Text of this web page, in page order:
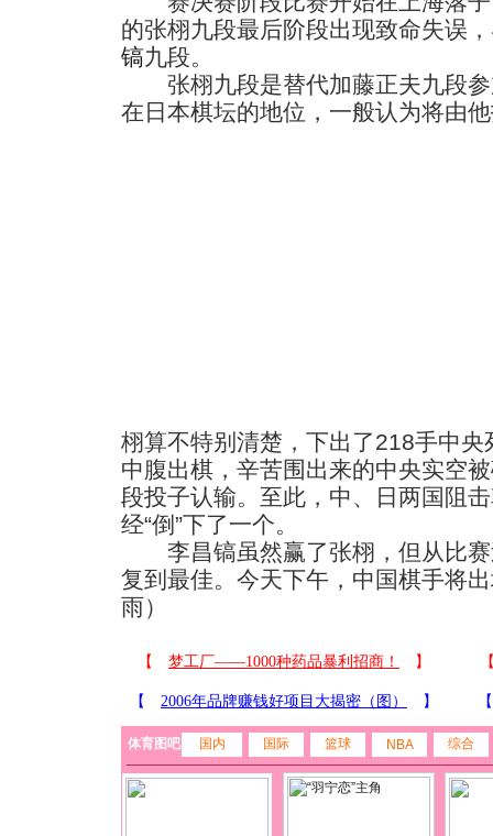
的张栩九段最后阶段出现致命失误
镐九段。
张栩九段是替代加藤正夫九段参
在日本棋坛的地位，一般认为将由
栩算不特别清楚，下出了218手中
中腹出棋，辛苦围出来的中央实空
段投子认输。至此，中、日两国阻
经“倒”下了一个。
李昌镐虽然赢了张栩，但从比赛
复到最佳。今天下午，中国棋手将
雨）
体育图吧 国内 国际 篮球 NBA 综合